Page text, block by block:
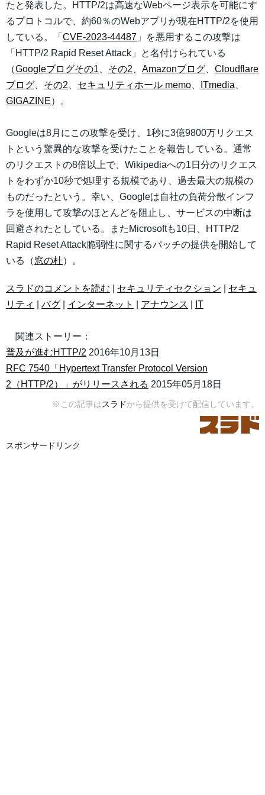
たと発表した。HTTP/2は高速なWebページ表示を可能にす
るプロトコルで、約60％のWebアプリが現在HTTP/2を使用
している。「 CVE-2023-44487 」を悪用するこの攻撃は
「HTTP/2 Rapid Reset Attack」と名付けられている
（Googleブログその1 その2 Amazonブログ
Cloudflare
ブログ
その2 セキュリティホール memo ITmedia
GIGAZINE）。
Googleは8月にこの攻撃を受け、1秒に3億9800万リクエス
トという驚異的な攻撃を受けたことを報告している。通常
のリクエストの8倍以上で、Wikipediaへの1日分のリクエス
トをわずか10秒で処理する規模であり、過去最大の規模の
ものだったという。幸い、Googleは自社の負荷分散インフ
ラを使用して攻撃のほとんどを阻止し、サービスの中断は
回避されたとしている。またMicrosoftも10日、HTTP/2
Rapid Reset Attack脆弱性に関するパッチの提供を開始して
いる（窓の杜）。
スラドのコメントを読む セキュリティセクション
セキュ
リティ
バグ インターネット アナウンス IT
関連ストーリー：
普及が進むHTTP/2 2016年10月13日
RFC 7540「Hypertext Transfer Protocol Version
2（HTTP/2）」がリリースされる 2015年05月18日
※この記事はスラドから提供を受けて配信しています。
スポンサードリンク